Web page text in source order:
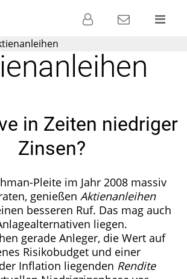
in Zeiten niedriger
Zinsen?
Pleite im Jahr 2008 massiv
genießen Aktienanleihen
besseren Ruf. Das mag auch
liegen.
gerade Anleger, die Wert auf
Risikobudget und einer
Inflation liegenden Rendite